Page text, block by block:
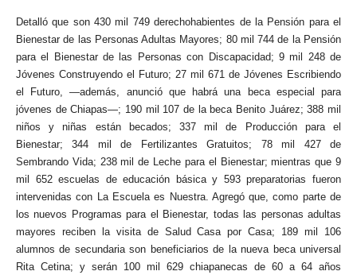
Detalló que son 430 mil 749 derechohabientes de la Pensión para el
Bienestar de las Personas Adultas Mayores; 80 mil 744 de la Pensión
para el Bienestar de las Personas con Discapacidad; 9 mil 248 de
Jóvenes Construyendo el Futuro; 27 mil 671 de Jóvenes Escribiendo
el Futuro, —además, anunció que habrá una beca especial para
jóvenes de Chiapas—; 190 mil 107 de la beca Benito Juárez; 388 mil
niños y niñas están becados; 337 mil de Producción para el
Bienestar; 344 mil de Fertilizantes Gratuitos; 78 mil 427 de
Sembrando Vida; 238 mil de Leche para el Bienestar; mientras que 9
mil 652 escuelas de educación básica y 593 preparatorias fueron
intervenidas con La Escuela es Nuestra. Agregó que, como parte de
los nuevos Programas para el Bienestar, todas las personas adultas
mayores reciben la visita de Salud Casa por Casa; 189 mil 106
alumnos de secundaria son beneficiarios de la nueva beca universal
Rita Cetina; y serán 100 mil 629 chiapanecas de 60 a 64 años